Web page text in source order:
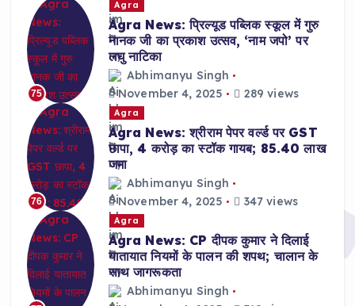
75
Agra
Agra News: प्रिल्यूड पब्लिक स्कूल में गुरु
नानक जी का प्रकाश उत्सव, ‘नाम जपो’ पर
लघु नाटिका
Abhimanyu Singh
November 4, 2025
289 views
76
Agra
Agra News: श्रीराम पेपर वर्ल्ड पर GST
छापा, 4 करोड़ का स्टॉक गायब; 85.40 लाख
जमा
Abhimanyu Singh
November 4, 2025
347 views
Agra
Agra News: CP दीपक कुमार ने दिलाई
यातायात नियमों के पालन की शपथ; चालान के
साथ जागरूकता
Abhimanyu Singh